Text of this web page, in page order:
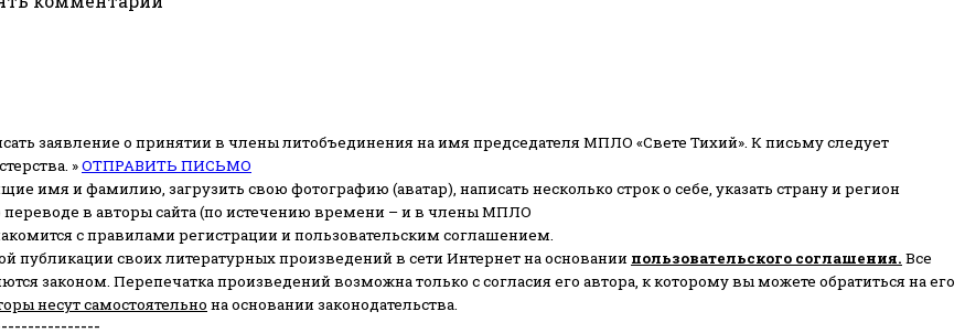
заявление о принятии в члены литобъединения на имя председателя МПЛО «Свете Тихий». К письму следует
»ОТПРАВИТЬ ПИСЬМО
имя и фамилию, загрузить свою фотографию (аватар), написать несколько строк о себе, указать страну и регион
в авторы сайта (по истечению времени – и в члены МПЛО
с правилами регистрации и пользовательским соглашением.
публикации своих литературных произведений в сети Интернет на основании пользовательского соглашения. Все
законом. Перепечатка произведений возможна только с согласия его автора, к которому вы можете обратиться на его
несут самостоятельно на основании законодательства.